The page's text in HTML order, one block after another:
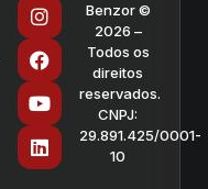
Benzor ©
2026 –
Todos os
direitos
reservados.
CNPJ:
29.891.425/0001-
10